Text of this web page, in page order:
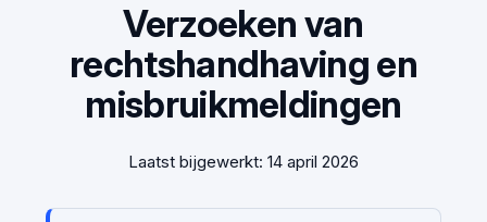
Verzoeken van
rechtshandhaving en
misbruikmeldingen
Laatst bijgewerkt: 14 april 2026